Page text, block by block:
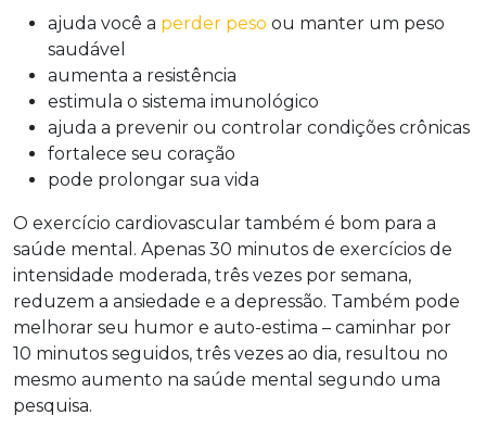
ajuda você a perder peso ou manter um peso
saudável
aumenta a resistência
estimula o sistema imunológico
ajuda a prevenir ou controlar condições crônicas
fortalece seu coração
pode prolongar sua vida
O exercício cardiovascular também é bom para a
saúde mental. Apenas 30 minutos de exercícios de
intensidade moderada, três vezes por semana,
reduzem a ansiedade e a depressão. Também pode
melhorar seu humor e auto-estima – caminhar por
10 minutos seguidos, três vezes ao dia, resultou no
mesmo aumento na saúde mental segundo uma
pesquisa.